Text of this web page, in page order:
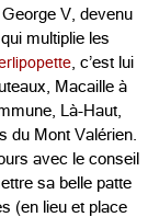
V, devenu
multiplie les
, c’est lui
Macaille à
Là-Haut,
du Mont Valérien.
avec le conseil
sa belle patte
(en lieu et place